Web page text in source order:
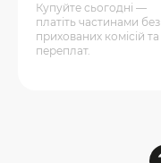
Купуйте сьогодні —
платіть частинами без
прихованих комісій та
переплат.